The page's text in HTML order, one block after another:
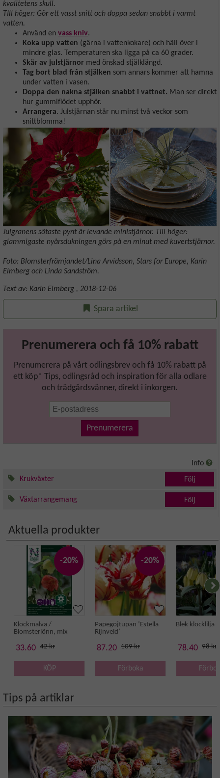
kvalitetens skull.
TIll höger: Gör ett vasst snitt och doppa sedan snabbt i varmt
vatten.
Använd en vass kniv.
Koka upp vatten (gärna i vattenkokare) och häll över i
mindre glas. Temperaturen ska ligga på ca 60 grader.
Skär av julstjärnor med önskad stjälklängd.
Tag bort blad från stjälken som annars kommer att hamna
under vatten i vasen.
Doppa den nakna stjälken snabbt i vattnet. Man ser direkt
hur gummiflödet upphör.
Arrangera. Julstjärnan står nu minst två veckor som
snittblomma!
Julgranens sötaste pynt är levande ministjärnor. Till höger:
glammigaste nyårsdukningen görs på en minut med kuvertstjärnor.
Foto: Blomsterfrämjandet/Lina Arvidsson, Stars for Europe, Karin
Elmberg och Linda Sandström.
Text av: Karin Elmberg , 2018-12-06
Spara artikel
Prenumerera och få 10% rabatt
Prenumerera på vårt odlingsbrev och få 10% rabatt på
ett köp* Tips, odlingsråd och inspiration för alla odlare
och trädgårdsvänner, direkt i inkorgen.
Prenumerera
Info
Krukväxter
Följ
Växtarrangemang Följ
Aktuella produkter
-20%
Klockmalva /
Blomsterlönn, mix
33.60 42 kr
KÖP
-20%
Papegojtupan ’Estella
Rijnveld’
87.20 109 kr
Förboka
Blek klocklilja
78.40 98 kr
Tips på artiklar